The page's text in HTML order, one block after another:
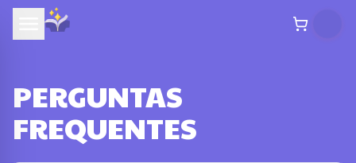
PERGUNTAS
FREQUENTES